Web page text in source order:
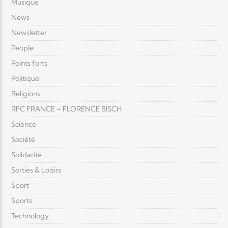
Musique
News
Newsletter
People
Points forts
Politique
Religions
RFC FRANCE – FLORENCE BISCH
Science
Société
Solidarité
Sorties & Loisirs
Sport
Sports
Technology